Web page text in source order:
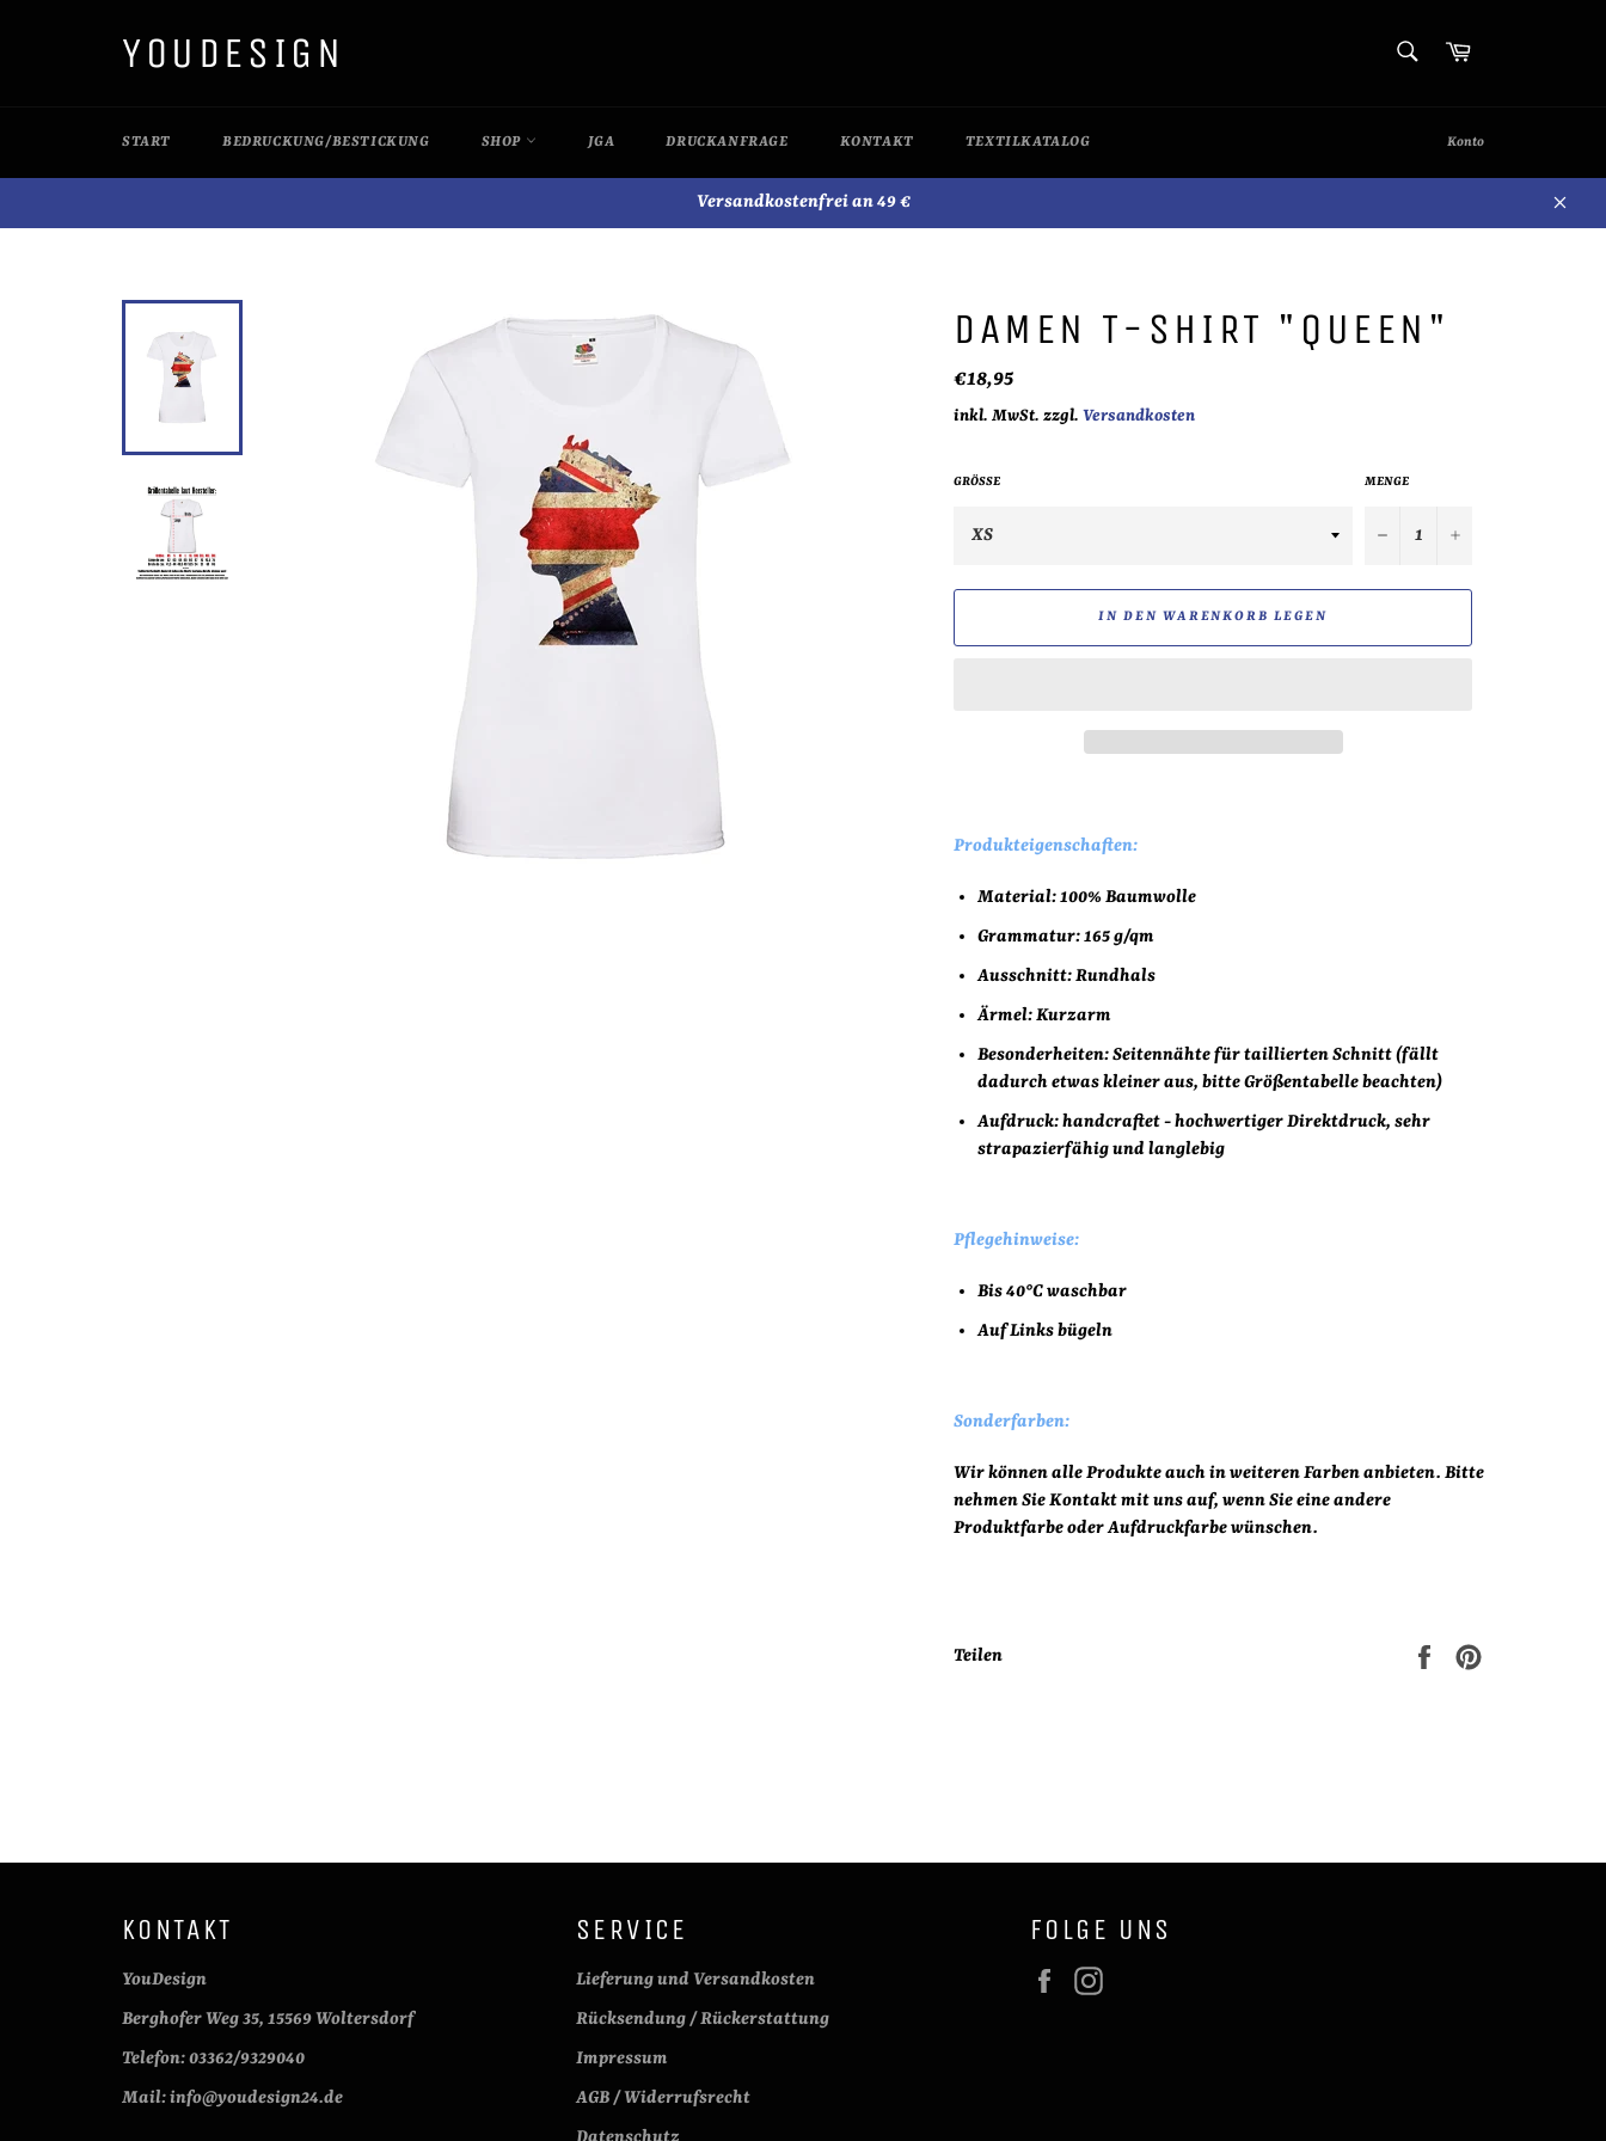
YOUDESIGN Warenkorb
START BEDRUCKUNG/BESTICKUNG SHOP JGA DRUCKANFRAGE KONTAKT TEXTILKATALOG Konto
Versandkostenfrei an 49 €
DAMEN T-SHIRT "QUEEN"
Normaler
€18,95
inkl. MwSt. zzgl. Versandkosten
GRÖSSE MENGE
− +
IN DEN WARENKORB LEGEN
Produkteigenschaften:
Material: 100% Baumwolle
Grammatur: 165 g/qm
Ausschnitt: Rundhals
Ärmel: Kurzarm
Besonderheiten: Seitennähte für taillierten Schnitt (fällt
dadurch etwas kleiner aus, bitte Größentabelle beachten)
Aufdruck:handcraftet - hochwertiger Direktdruck, sehr
strapazierfähig und langlebig
Pflegehinweise:
Bis 40°C waschbar
Auf Links bügeln
Sonderfarben:
Wir können alle Produkte auch in weiteren Farben anbieten. Bitte
nehmen Sie Kontakt mit uns auf, wenn Sie eine andere
Produktfarbe oder Aufdruckfarbe wünschen.
Teilen
Auf
KONTAKT
YouDesign
Berghofer Weg 35, 15569 Woltersdorf
Telefon: 03362/9329040
Mail: info@youdesign24.de
SERVICE
Lieferung und Versandkosten
Rücksendung / Rückerstattung
Impressum
AGB / Widerrufsrecht
FOLGE UNS
Facebook